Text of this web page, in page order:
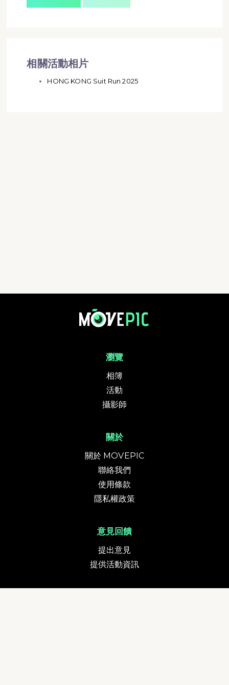
相關活動相片
HONG KONG Suit Run 2025
瀏覽
相簿
活動
攝影師
關於
關於 MOVEPIC
聯絡我們
使用條款
隱私權政策
意見回饋
提出意見
提供活動資訊